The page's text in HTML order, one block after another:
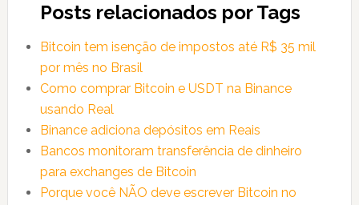
Posts relacionados por Tags
Bitcoin tem isenção de impostos até R$ 35 mil
por mês no Brasil
Como comprar Bitcoin e USDT na Binance
usando Real
Binance adiciona depósitos em Reais
Bancos monitoram transferência de dinheiro
para exchanges de Bitcoin
Porque você NÃO deve escrever Bitcoin no